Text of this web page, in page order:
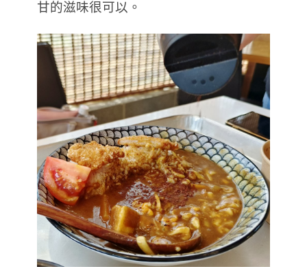
甘的滋味很可以。